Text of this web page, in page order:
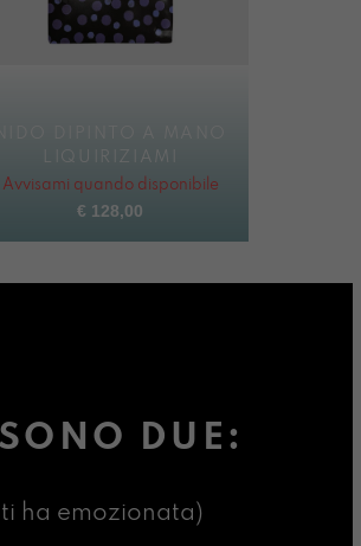
LIQUIRIZIAMI
Avvisami quando disponibile
€ 128,00
DUE:
ha emozionata)